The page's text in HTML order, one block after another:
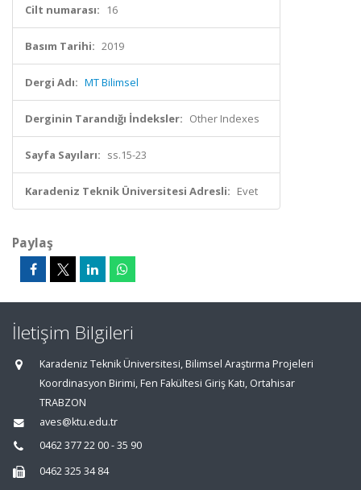
Cilt numarası: 16
Basım Tarihi: 2019
Dergi Adı: MT Bilimsel
Derginin Tarandığı İndeksler: Other Indexes
Sayfa Sayıları: ss.15-23
Karadeniz Teknik Üniversitesi Adresli: Evet
Paylaş
İletişim Bilgileri
Karadeniz Teknik Üniversitesi, Bilimsel Araştırma Projeleri
Koordinasyon Birimi, Fen Fakültesi Giriş Katı, Ortahisar
TRABZON
aves@ktu.edu.tr
0462 377 22 00 - 35 90
0462 325 34 84